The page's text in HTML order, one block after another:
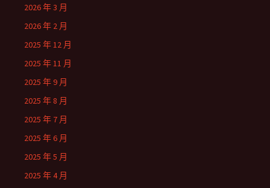
2026 年 3 月
2026 年 2 月
2025 年 12 月
2025 年 11 月
2025 年 9 月
2025 年 8 月
2025 年 7 月
2025 年 6 月
2025 年 5 月
2025 年 4 月